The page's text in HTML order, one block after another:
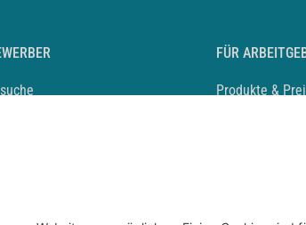
Sie den Stellenkatalog
FÜR
Produkte &